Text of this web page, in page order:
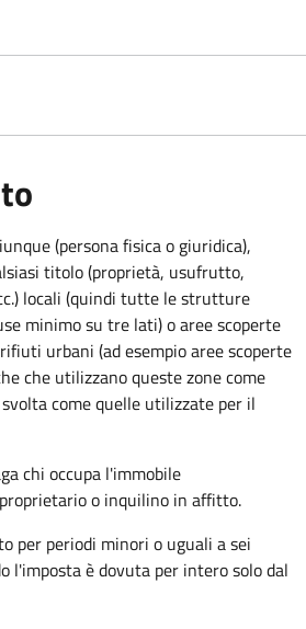
(persona fisica o giuridica),
titolo (proprietà, usufrutto,
locali (quindi tutte le strutture
minimo su tre lati) o aree scoperte
urbani (ad esempio aree scoperte
che utilizzano queste zone come
come quelle utilizzate per il
chi occupa l'immobile
o inquilino in affitto.
per periodi minori o uguali a sei
l'imposta è dovuta per intero solo dal